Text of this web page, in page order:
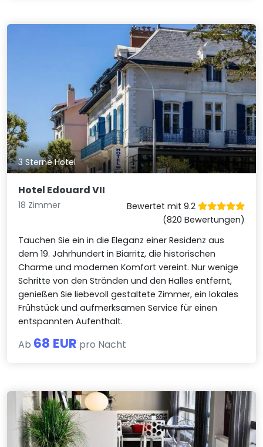
3 Sterne Hotel
Hotel Edouard VII
18 Zimmer
Bewertet mit 9.2
(820 Bewertungen)
Tauchen Sie ein in die Eleganz einer Residenz aus
dem 19. Jahrhundert in Biarritz, die historischen
Charme und modernen Komfort vereint. Nur wenige
Schritte von den Stränden und den Halles entfernt,
genießen Sie liebevoll gestaltete Zimmer, ein lokales
Frühstück und aufmerksamen Service für einen
entspannten Aufenthalt.
Ab 68 EUR pro Nacht